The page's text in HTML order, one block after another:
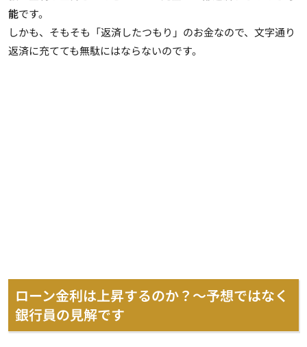
能です。
しかも、そもそも「返済したつもり」のお金なので、文字通り
返済に充てても無駄にはならないのです。
ローン金利は上昇するのか？～予想ではなく
銀行員の見解です